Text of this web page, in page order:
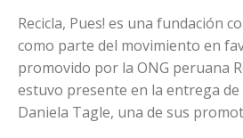
Recicla, Pues! es una fundación
como parte del movimiento en
promovido por la ONG peruana
estuvo presente en la entrega
Daniela Tagle, una de sus